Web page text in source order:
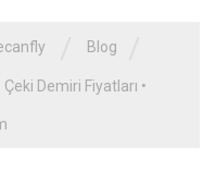
Blog
Çeki Demiri Fiyatları •